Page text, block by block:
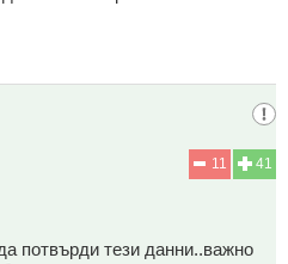
41
11
потвърди тези данни..важно